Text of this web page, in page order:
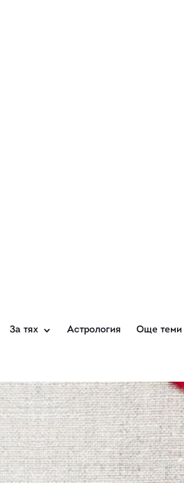
За тях Астрология Още теми